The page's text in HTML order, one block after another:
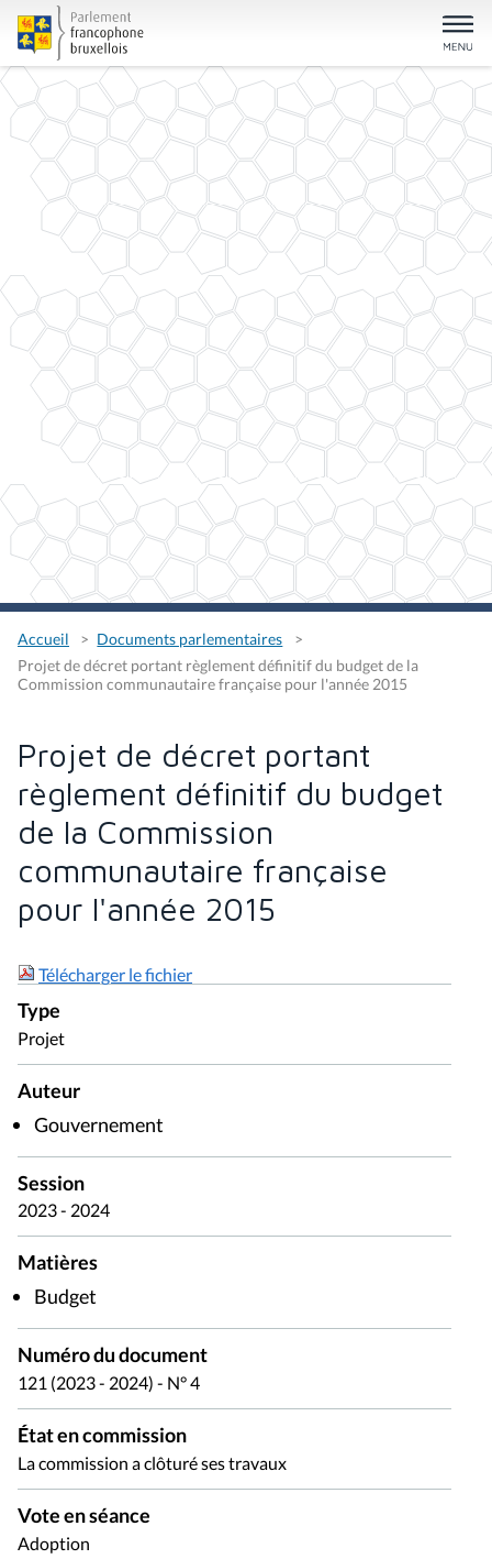
Accueil
Documents parlementaires
Projet de décret portant règlement définitif du budget de la
Commission communautaire française pour l'année 2015
Projet de décret portant
règlement définitif du budget
de la Commission
communautaire française
pour l'année 2015
Télécharger le fichier
Type
Projet
Auteur
Gouvernement
Session
2023 - 2024
Matières
Budget
Numéro du document
121 (2023 - 2024) - N° 4
État en commission
La commission a clôturé ses travaux
Vote en séance
Adoption